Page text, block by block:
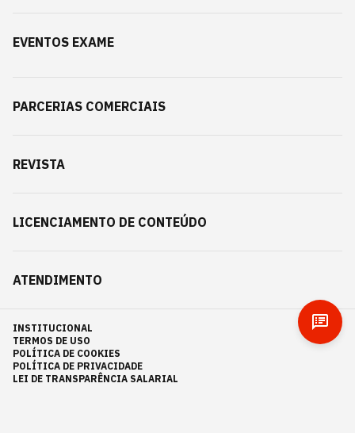
EVENTOS EXAME
PARCERIAS COMERCIAIS
REVISTA
LICENCIAMENTO DE CONTEÚDO
ATENDIMENTO
INSTITUCIONAL
TERMOS DE USO
POLÍTICA DE COOKIES
POLÍTICA DE PRIVACIDADE
LEI DE TRANSPARÊNCIA SALARIAL